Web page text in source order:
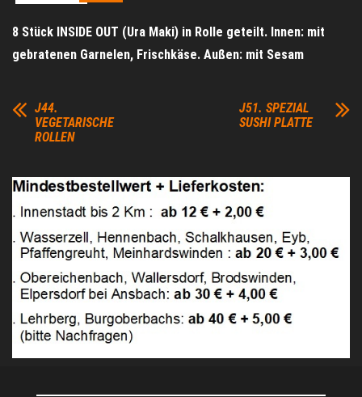
8 Stück INSIDE OUT (Ura Maki) in Rolle geteilt. Innen: mit
gebratenen Garnelen, Frischkäse. Außen: mit Sesam
J44.
VEGETARISCHE
ROLLEN
J51. SPEZIAL
SUSHI PLATTE